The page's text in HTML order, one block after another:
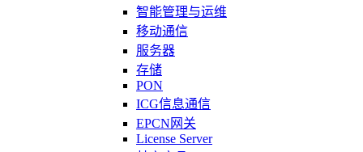
智能管理与运维
移动通信
服务器
存储
PON
ICG信息通信
EPCN网关
License Server